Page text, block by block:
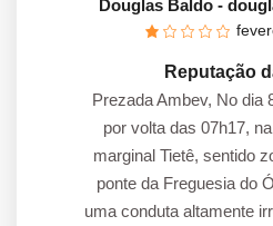
Douglas Baldo -
Reputação
Prezada Ambev, No dia
por volta das 07h17,
marginal Tietê, sentido
ponte da Freguesia do
uma conduta altamente